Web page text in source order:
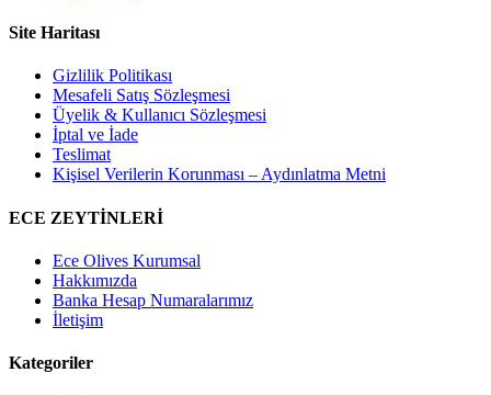
Site Haritası
Gizlilik Politikası
Mesafeli Satış Sözleşmesi
Üyelik & Kullanıcı Sözleşmesi
İptal ve İade
Teslimat
Kişisel Verilerin Korunması – Aydınlatma Metni
ECE ZEYTİNLERİ
Ece Olives Kurumsal
Hakkımızda
Banka Hesap Numaralarımız
İletişim
Kategoriler